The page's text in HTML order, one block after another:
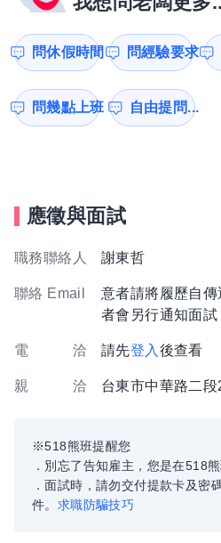
問休假時間 問經驗要求
問幾點上班 自由提問...
應徵與面試
職務聯絡人 謝東哲
聯絡 Email
意者請將履歷自
者會另行通知面試
電 洽 請先登入 後查看
親 洽 台東市中華路二段
※518熊班提醒您
．別忘了告知雇主，您是在518
．面試時，請勿交付提款卡及密
件。 求職防騙技巧